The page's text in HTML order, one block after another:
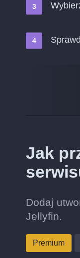
Jak
Dodaj
Jellyfin.
Premium